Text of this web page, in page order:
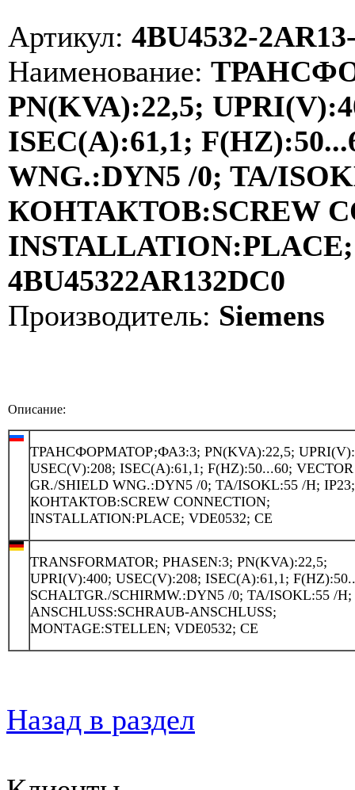
Артикул: 4BU4532-
Наименование:
PN(KVA):22,5;
ISEC(A):61,1;
WNG.:DYN5 /0; TA/
КОНТАКТОВ:SCREW
INSTALLATION:PLACE;
4BU45322AR132DC0
Производитель: Siemens
Описание:
ТРАНСФОРМАТОР;ФАЗ:3; PN(KVA):22,5;
USEC(V):208; ISEC(A):61,1; F(HZ):50...60; VECTOR
GR./SHIELD WNG.:DYN5 /0; TA/ISOKL:55 /H;
КОНТАКТОВ:SCREW CONNECTION;
INSTALLATION:PLACE; VDE0532; CE
TRANSFORMATOR; PHASEN:3; PN(KVA):22,5;
UPRI(V):400; USEC(V):208; ISEC(A):61,1;
SCHALTGR./SCHIRMW.:DYN5 /0; TA/ISOKL:55 /H;
ANSCHLUSS:SCHRAUB-ANSCHLUSS;
MONTAGE:STELLEN; VDE0532; CE
Назад в раздел